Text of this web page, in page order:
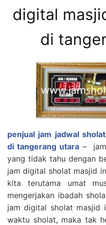
digital
di
penjual jam jadwal
di tangerang utara –
yang tidak tahu dengan
jam digital sholat masjid
kita terutama umat
mengerjakan ibadah
jam digital sholat masjid
waktu sholat, maka tak